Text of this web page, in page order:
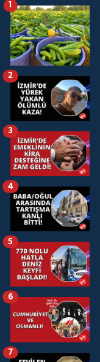
1
2
3
4
5
6
7